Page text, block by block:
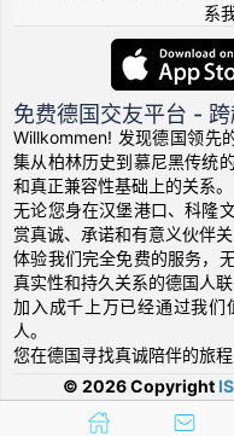
系
免费德国交友平台 -
Willkommen! 发现德国领先
集从柏林历史到慕尼黑传统
和真正兼容性基础上的关系。
无论您身在汉堡港口、科隆
赏真诚、承诺和有意义伙伴关
体验我们完全免费的服务，
真实性和持久关系的德国人联
加入成千上万已经通过我们
人。
您在德国寻找真诚陪伴的旅程
© 2026 Copyright